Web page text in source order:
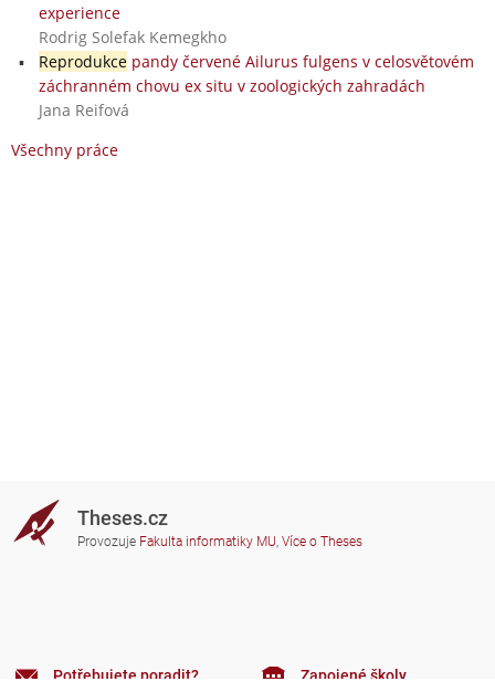
experience
Rodrig Solefak Kemegkho
Reprodukcepandy červené Ailurus fulgens v celosvětovém
záchranném chovu ex situ v zoologických zahradách
Jana Reifová
Všechny práce
Theses.cz
Provozuje Fakulta informatiky MU, Více o Theses
Potřebujete poradit? Zapojené školy